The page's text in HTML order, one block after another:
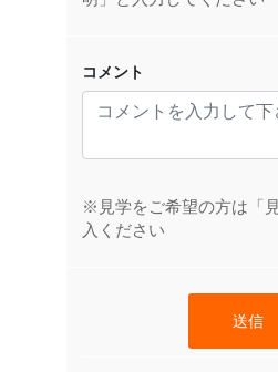
コメント
※見学をご希望の方は「
入ください
送信